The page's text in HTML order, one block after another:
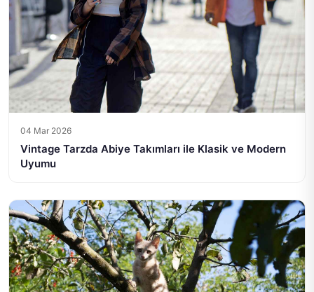
04 Mar 2026
Vintage Tarzda Abiye Takımları ile Klasik ve Modern
Uyumu